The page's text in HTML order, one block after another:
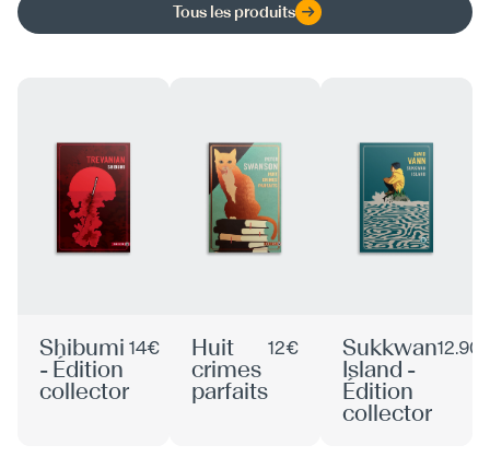
Tous les produits
Shibumi
- Édition
collector
14€
Huit
crimes
parfaits
12€
Sukkwan
Island -
Édition
collector